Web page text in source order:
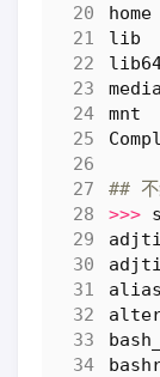
home
lib
media
mnt
## 不
>>>